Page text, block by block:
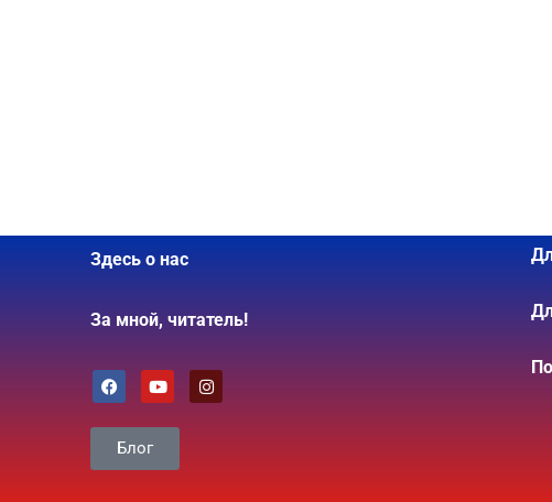
Здесь о нас
За мной, читатель!
Блог